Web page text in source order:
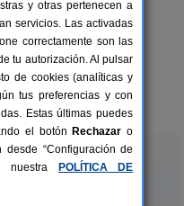
2-7+2 pers.
desde69 €
y otras pertenecen a
servicios. Las activadas
correctamente son las
tu autorización. Al pulsar
de cookies (analíticas y
tus preferencias y con
Estas últimas puedes
el botón Rechazar o
desde “Configuración de
nuestra
POLÍTICA DE